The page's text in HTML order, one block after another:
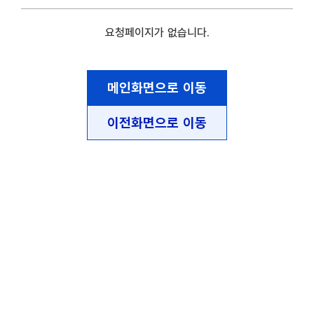
요청페이지가 없습니다.
메인화면으로 이동
이전화면으로 이동